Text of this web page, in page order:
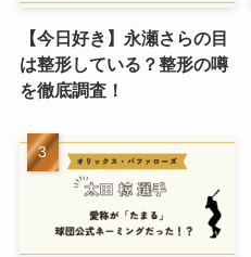
【今日好き】永瀬さらの目
は整形している？整形の噂
を徹底調査！